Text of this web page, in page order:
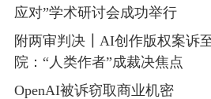
应对”学术研讨会成功举行
附两审判决┃AI创作版权案诉
院：“人类作者”成裁决焦点
OpenAI被诉窃取商业机密